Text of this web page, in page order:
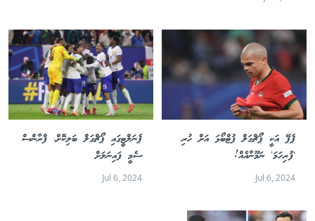
ޕެޕޭ އަކީ ޕޯޗްގަލް ފުޓްބޯޅަ އަށް ހުރި
'ފުރިހަމަ' ނަމޫނާއެއް!
Jul 6, 2024
ޕެނަލްޓީގައި ޕޯޗްގަލް ބަލިކޮށް، ފްރާންސް
ސެމީ ފައިނަލަށް
Jul 6, 2024